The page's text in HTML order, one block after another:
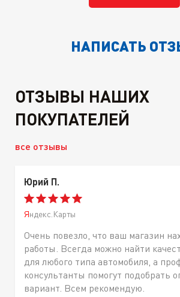
НАПИСАТЬ
ОТЗЫВЫ НАШИХ
ПОКУПАТЕЛЕЙ
все отзывы
Юрий П.
Яндекс.Карты
Очень повезло, что ваш магазин
работы. Всегда можно найти
для любого типа автомобиля, а
консультанты помогут подобрать
вариант. Всем рекомендую.